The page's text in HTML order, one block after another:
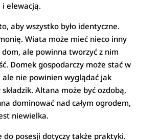
i elewacją.
aby wszystko było identyczne.
Wiata może mieć nieco inny
ale powinna tworzyć z nim
Domek gospodarczy może stać w
ale nie powinien wyglądać jak
Altana może być ozdobą,
dominować nad całym ogrodem,
niewielka.
do posesji dotyczy także praktyki.